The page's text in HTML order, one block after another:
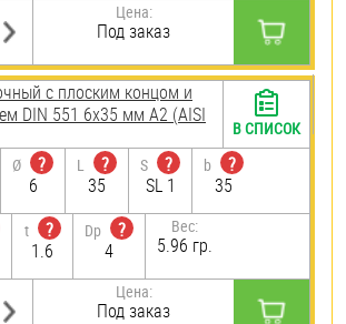
Цена:
Под заказ
с плоским концом и
DIN 551 6х35 мм А2 (AISI
Ø
?
6
L
?
35
S
?
SL 1
b
?
35
t
?
1.6
Dp
?
4
Вес:
5.96 гр.
Цена:
Под заказ
В СПИСОК